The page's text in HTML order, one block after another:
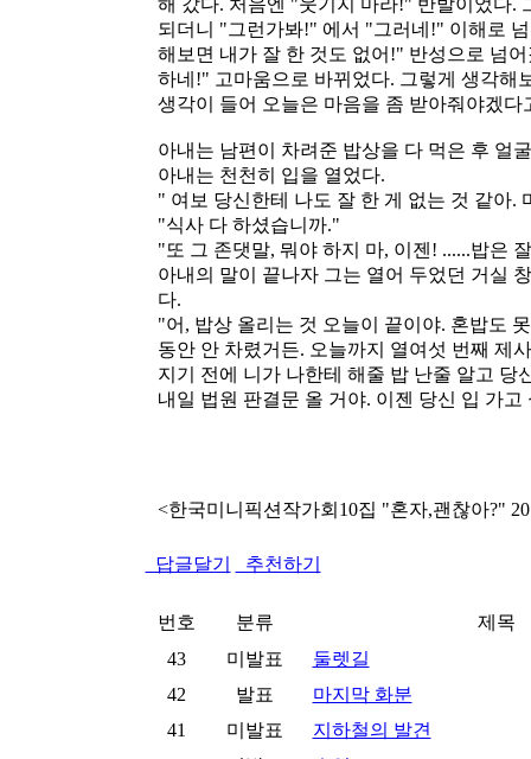
해 갔다. 처음엔 "웃기지 마라!" 반발이었다.
되더니 "그런가봐!" 에서 "그러네!" 이해로
해보면 내가 잘 한 것도 없어!" 반성으로 넘
하네!" 고마움으로 바뀌었다. 그렇게 생각해
생각이 들어 오늘은 마음을 좀 받아줘야겠다
아내는 남편이 차려준 밥상을 다 먹은 후 얼
아내는 천천히 입을 열었다.
" 여보 당신한테 나도 잘 한 게 없는 것 같아.
"식사 다 하셨습니까."
"또 그 존댓말, 뭐야 하지 마, 이젠! ......밥은
아내의 말이 끝나자 그는 열어 두었던 거실
다.
"어, 밥상 올리는 것 오늘이 끝이야. 혼밥도
동안 안 차렸거든. 오늘까지 열여섯 번째 제
지기 전에 니가 나한테 해줄 밥 난줄 알고 당
내일 법원 판결문 올 거야. 이젠 당신 입 가고
<한국미니픽션작가회10집 "혼자,괜찮아?"
답글달기 추천하기
번호 분류
제목
43
미발표
둘렛길
42
발표
마지막 화분
41
미발표
지하철의 발견